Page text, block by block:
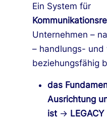
Ein System für
Unternehmen –
– handlungs- und
beziehungsfähig
das
Ausrichtung
ist → LEGACY